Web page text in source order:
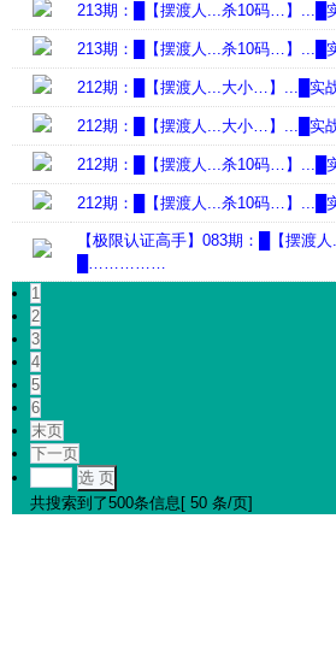
213期：█【摆渡人...杀10码…】
213期：█【摆渡人...杀10码…】
212期：█【摆渡人...大小…】...█
212期：█【摆渡人...大小…】...█
212期：█【摆渡人...杀10码…】
212期：█【摆渡人...杀10码…】
【极限认证高手】083期：█【摆
█……………
1
2
3
4
5
6
末页
下一页
选 页
共搜索到了500条信息[ 50 条/页]